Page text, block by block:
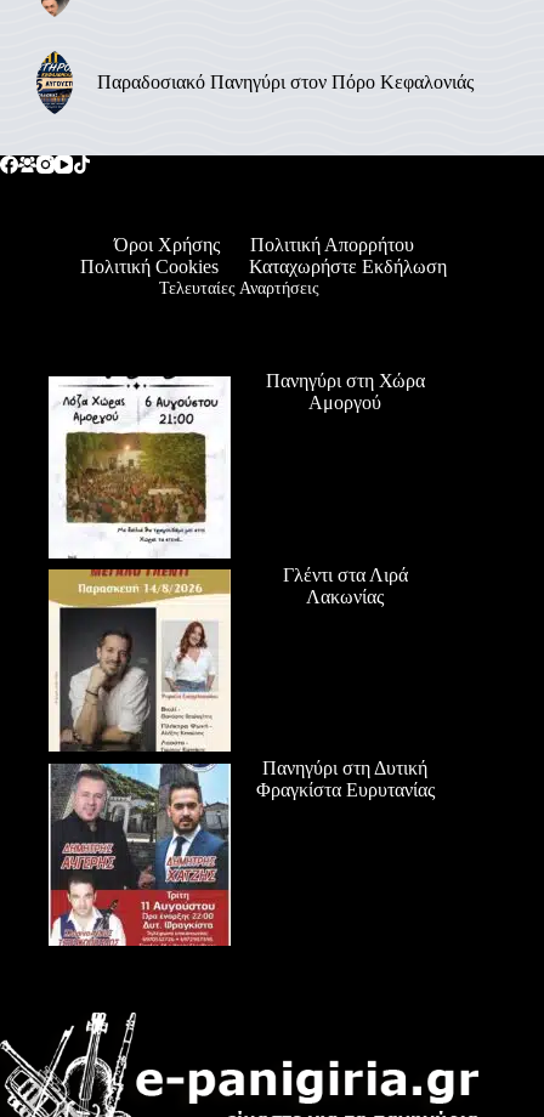
Παραδοσιακό Πανηγύρι στον Πόρο Κεφαλονιάς
Όροι Χρήσης
Πολιτική Απορρήτου
Πολιτική Cookies
Καταχωρήστε Εκδήλωση
Τελευταίες Αναρτήσεις
Πανηγύρι στη Χώρα
Αμοργού
Γλέντι στα Λιρά
Λακωνίας
Πανηγύρι στη Δυτική
Φραγκίστα Ευρυτανίας